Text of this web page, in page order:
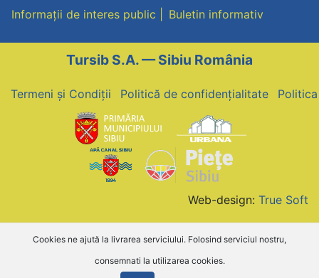
Informații de interes public
Buletin informativ
Tursib S.A. — Sibiu România
Termeni și Condiții Politică de confidențialitate
Web-design: True Soft
Cookies ne ajută la livrarea serviciului. Folosind serviciul nostru,
consemnati la utilizarea cookies.